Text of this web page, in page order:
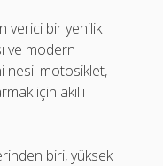
verici bir yenilik
ve modern
nesil motosiklet,
için akıllı
biri, yüksek